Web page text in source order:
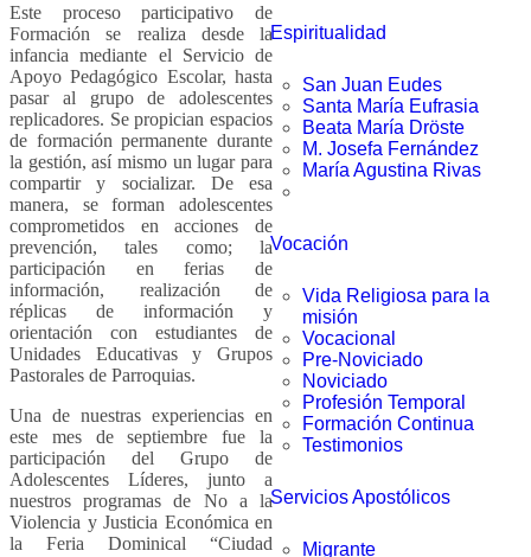
Espiritualidad
San Juan Eudes
Santa María Eufrasia
Beata María Dröste
M. Josefa Fernández
María Agustina Rivas
Vocación
Vida Religiosa para la
misión
Vocacional
Pre-Noviciado
Noviciado
Profesión Temporal
Formación Continua
Testimonios
Servicios Apostólicos
Migrante
Este proceso participativo de
Formación se realiza desde la
infancia mediante el Servicio de
Apoyo Pedagógico Escolar, hasta
pasar al grupo de adolescentes
replicadores. Se propician espacios
de formación permanente durante
la gestión, así mismo un lugar para
compartir y socializar. De esa
manera, se forman adolescentes
comprometidos en acciones de
prevención, tales como; la
participación en ferias de
información, realización de
réplicas de información y
orientación con estudiantes de
Unidades Educativas y Grupos
Pastorales de Parroquias.
Una de nuestras experiencias en
este mes de septiembre fue la
participación del Grupo de
Adolescentes Líderes, junto a
nuestros programas de No a la
Violencia y Justicia Económica en
la Feria Dominical “Ciudad